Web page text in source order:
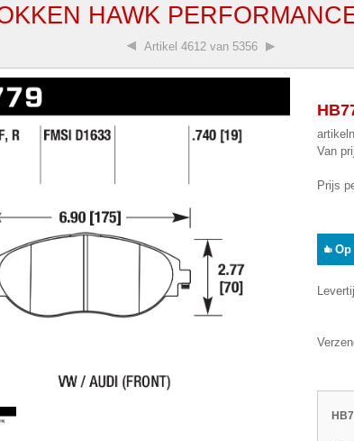
HAWK
Artikel 4612 van 5356
Van
Prijs
Op